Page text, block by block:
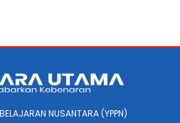
NUSANTARA (YPPN)